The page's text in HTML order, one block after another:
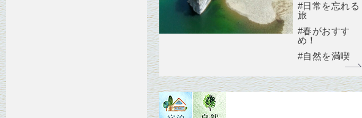
#日常を忘れる
旅
#春がおすす
め！
#自然を満喫